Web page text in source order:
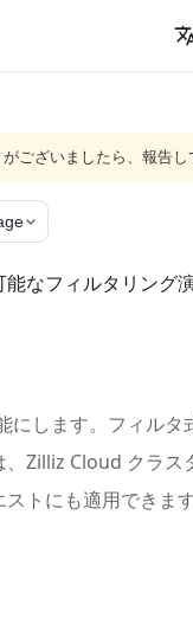
ございましたら、報告し
なフィルタリング
します。フィル
Zilliz Cloud クラ
トにも適用できます